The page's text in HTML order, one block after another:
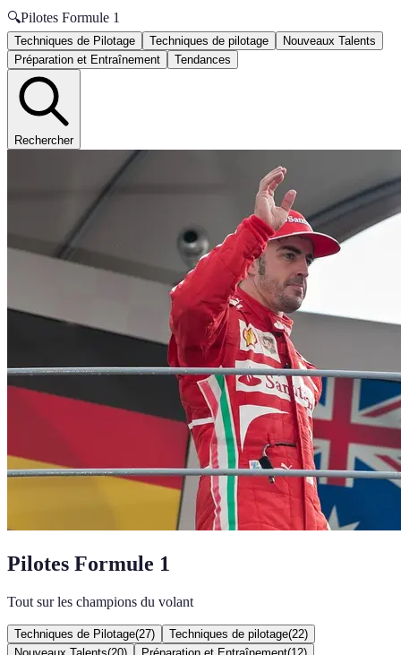
🔍Pilotes Formule 1
Techniques de Pilotage Techniques de pilotage
Nouveaux Talents
Préparation et Entraînement
Tendances
Rechercher
Pilotes Formule 1
Tout sur les champions du volant
Techniques de Pilotage(27) Techniques de pilotage(22)